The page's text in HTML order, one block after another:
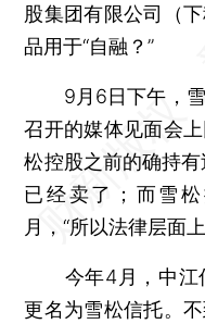
股集团有限公司（
品用于“自融？”
9月6日下午，雪
召开的媒体见面会
松控股之前的确持
已经卖了；而雪
月，“所以法律层面
今年4月，中江
更名为雪松信托。